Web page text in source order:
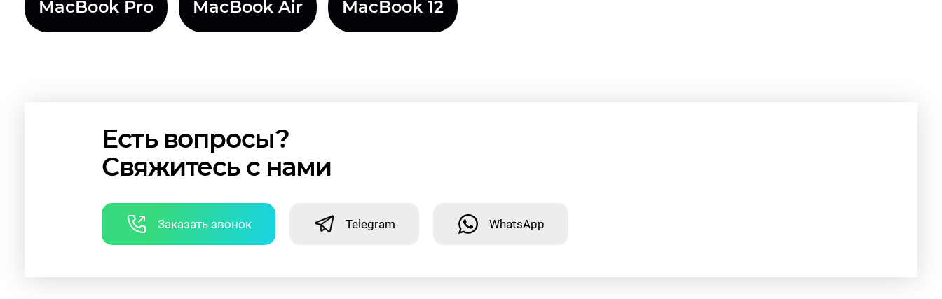
MacBook Pro MacBook Air MacBook 12
Есть вопросы?
Свяжитесь с нами
Заказать звонок Telegram WhatsApp